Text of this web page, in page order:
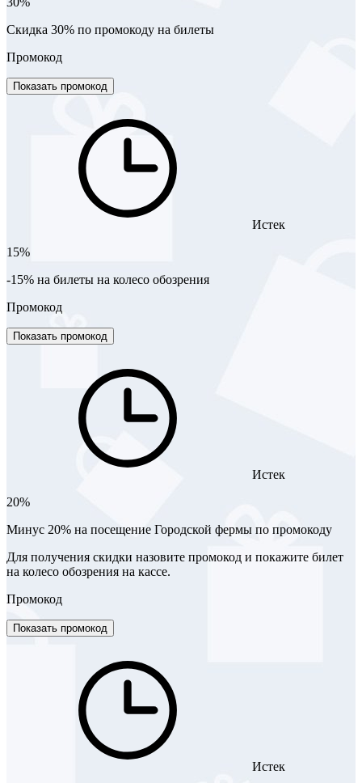
Скидка 30% по промокоду на билеты
Промокод
Показать промокод
Истек
15%
-15% на билеты на колесо обозрения
Промокод
Показать промокод
Истек
20%
Минус 20% на посещение Городской фермы по промокоду
Для получения скидки назовите промокод и покажите билет
на колесо обозрения на кассе.
Промокод
Показать промокод
Истек